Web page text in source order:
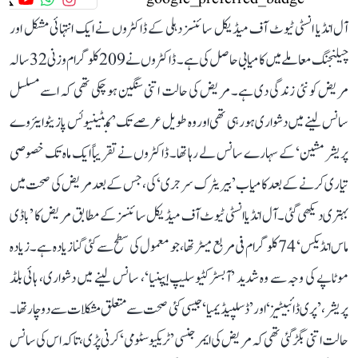
آل انڈیا انسٹی ٹیوٹ آف میڈیکل سائنسز دہلی کے ڈاکٹروں نے ایک انتہائی مشکل اور
چیلنجنگ معاملے میں کامیابی حاصل کی ہے۔ ڈاکٹروں نے 209 کلوگرام وزنی 32 سالہ
مریض کو نئی زندگی دی ہے۔ مریض کی حالت اتنی سنگین ہو چکی تھی کہ اسے مسلسل
سانس لینے میں دشواری ہو رہی تھی اور وہ طویل عرصے تک ’کنٹینیوئس پازیٹو ایئروے
پریشر مشین‘ کے سہارے سانس لے رہا تھا۔ ڈاکٹروں نے تقریباً ایک ماہ تک خصوصی
تیاری کرنے کے بعد کامیاب ’بیریٹرک سرجری‘ کی، جس کے بعد مریض کی صحت میں
بہتری دیکھی گئی۔ آل انڈیا انسٹی ٹیوٹ آف میڈیکل سائنسز کے مطابق مریض کا ’باڈی
ماس انڈیکس‘ 74 کلوگرام فی مربع میٹر تھا، جو معمول کی سطح سے کئی گنا زیادہ ہے۔ زیادہ
موٹاپے کی وجہ سے وہ شدید ’آبسٹرکٹیو سلیپ ایپنیا‘، سانس لینے میں دشواری، ہائی بلڈ
پریشر، ’پری ڈائبیٹیز‘ اور ’ڈسلپیڈیمیا‘ جیسی کئی صحت سے متعلق مشکلات سے دوچار تھا۔
حالت اتنی بگڑ گئی تھی کہ مریض کی ایمرجنسی ’ٹریکیوسٹومی‘ کرنی پڑی، تاکہ اس کی سانس